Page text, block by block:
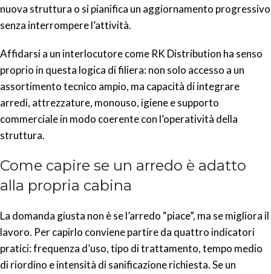
nuova struttura o si pianifica un aggiornamento progressivo
senza interrompere l’attività.
Affidarsi a un interlocutore come RK Distribution ha senso
proprio in questa logica di filiera: non solo accesso a un
assortimento tecnico ampio, ma capacità di integrare
arredi, attrezzature, monouso, igiene e supporto
commerciale in modo coerente con l’operatività della
struttura.
Come capire se un arredo è adatto
alla propria cabina
La domanda giusta non è se l’arredo “piace”, ma se migliora il
lavoro. Per capirlo conviene partire da quattro indicatori
pratici: frequenza d’uso, tipo di trattamento, tempo medio
di riordino e intensità di sanificazione richiesta. Se un